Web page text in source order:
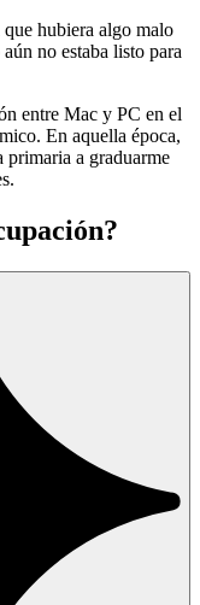
hubiera algo malo
no estaba listo para
entre Mac y PC en el
En aquella época,
primaria a graduarme